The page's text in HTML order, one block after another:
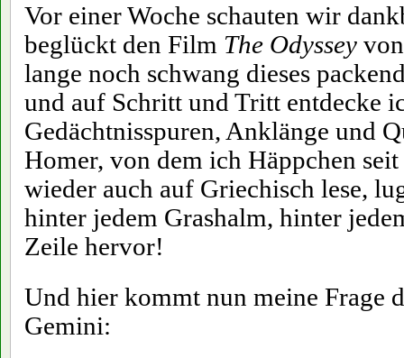
Vor einer Woche schauten wir
beglückt den Film The Odyssey
lange noch schwang dieses
und auf Schritt und Tritt entdecke
Gedächtnisspuren, Anklänge und
Homer, von dem ich Häppchen
wieder auch auf Griechisch lese,
hinter jedem Grashalm, hinter
Zeile hervor!
Und hier kommt nun meine Frage
Gemini: